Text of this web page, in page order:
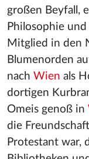
großen Beyfall,
Philosophie
Mitglied in den
Blumenorden
nach Wien als
dortigen
Omeis genoß in
die
Protestant war,